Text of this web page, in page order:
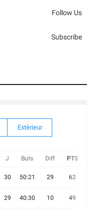
Follow Us
Subscribe
Extèrieur
J Buts Diff PTS
30 50:21 29 62
29 40:30 10 49